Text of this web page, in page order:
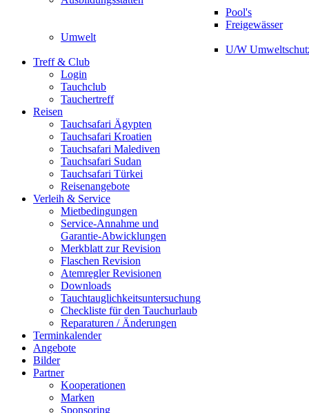
Pool's
Freigewässer
Umwelt
U/W
Treff & Club
Login
Tauchclub
Tauchertreff
Reisen
Tauchsafari Ägypten
Tauchsafari Kroatien
Tauchsafari Malediven
Tauchsafari Sudan
Tauchsafari Türkei
Reisenangebote
Verleih & Service
Mietbedingungen
Service-Annahme und
Garantie-Abwicklungen
Merkblatt zur Revision
Flaschen Revision
Atemregler Revisionen
Downloads
Tauchtauglichkeitsuntersuchung
Checkliste für den Tauchurlaub
Reparaturen / Änderungen
Terminkalender
Angebote
Bilder
Partner
Kooperationen
Marken
Sponsoring